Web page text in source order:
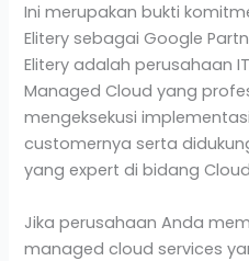
Ini merupakan bukti
Elitery sebagai Google
Elitery adalah perusahaan
Managed Cloud yang
mengeksekusi
customernya serta
yang expert di bidang
Jika perusahaan Anda
managed cloud services